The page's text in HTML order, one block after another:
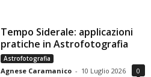
Tempo Siderale: applicazioni
pratiche in Astrofotografia
Astrofotografia
Agnese Caramanico - 10 Luglio 2026 0